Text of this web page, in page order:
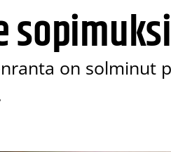
on solminut